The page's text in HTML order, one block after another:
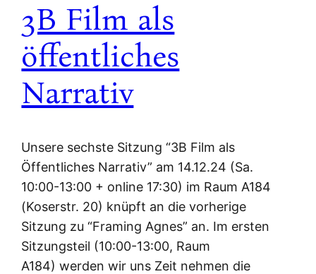
3B Film als
öffentliches
Narrativ
Unsere sechste Sitzung “3B Film als
Öffentliches Narrativ” am 14.12.24 (Sa.
10:00-13:00 + online 17:30) im Raum A184
(Koserstr. 20) knüpft an die vorherige
Sitzung zu “Framing Agnes” an. Im ersten
Sitzungsteil (10:00-13:00, Raum
A184) werden wir uns Zeit nehmen die